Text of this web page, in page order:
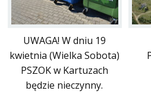
UWAGA! W dniu 19
kwietnia (Wielka Sobota)
PSZOK w Kartuzach
będzie nieczynny.